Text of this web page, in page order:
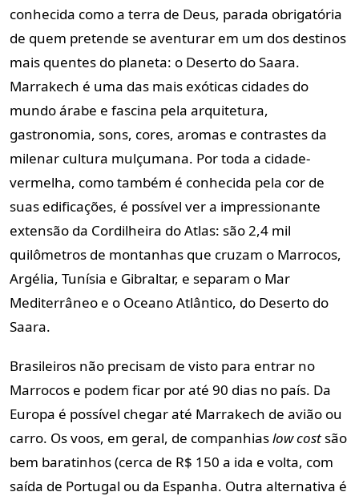
conhecida como a terra de Deus, parada obrigatória
de quem pretende se aventurar em um dos destinos
mais quentes do planeta: o Deserto do Saara.
Marrakech é uma das mais exóticas cidades do
mundo árabe e fascina pela arquitetura,
gastronomia, sons, cores, aromas e contrastes da
milenar cultura mulçumana. Por toda a cidade-
vermelha, como também é conhecida pela cor de
suas edificações, é possível ver a impressionante
extensão da Cordilheira do Atlas: são 2,4 mil
quilômetros de montanhas que cruzam o Marrocos,
Argélia, Tunísia e Gibraltar, e separam o Mar
Mediterrâneo e o Oceano Atlântico, do Deserto do
Saara.
Brasileiros não precisam de visto para entrar no
Marrocos e podem ficar por até 90 dias no país. Da
Europa é possível chegar até Marrakech de avião ou
carro. Os voos, em geral, de companhiaslow costsão
bem baratinhos (cerca de R$ 150 a ida e volta, com
saída de Portugal ou da Espanha. Outra alternativa é